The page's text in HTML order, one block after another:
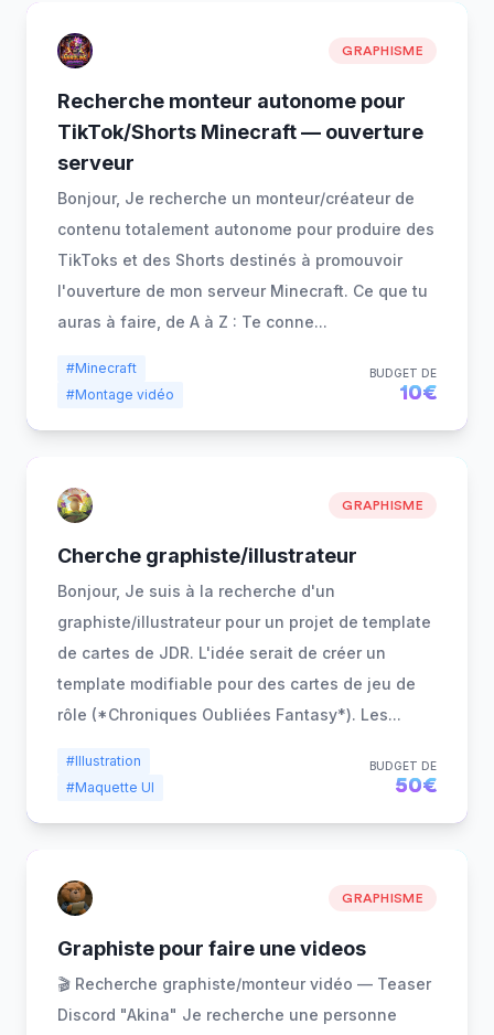
GRAPHISME
Recherche monteur autonome pour
TikTok/Shorts Minecraft — ouverture
serveur
Bonjour, Je recherche un monteur/créateur de
contenu totalement autonome pour produire des
TikToks et des Shorts destinés à promouvoir
l'ouverture de mon serveur Minecraft. Ce que tu
auras à faire, de A à Z : Te conne...
#Minecraft
#Montage vidéo
BUDGET DE
10€
GRAPHISME
Cherche graphiste/illustrateur
Bonjour, Je suis à la recherche d'un
graphiste/illustrateur pour un projet de template
de cartes de JDR. L'idée serait de créer un
template modifiable pour des cartes de jeu de
rôle (*Chroniques Oubliées Fantasy*). Les...
#Illustration
#Maquette UI
BUDGET DE
50€
GRAPHISME
Graphiste pour faire une videos
🎬 Recherche graphiste/monteur vidéo — Teaser
Discord "Akina" Je recherche une personne